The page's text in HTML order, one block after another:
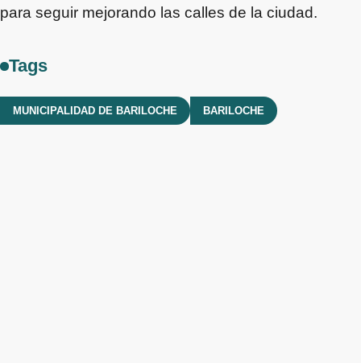
para seguir mejorando las calles de la ciudad.
Tags
MUNICIPALIDAD DE BARILOCHE BARILOCHE